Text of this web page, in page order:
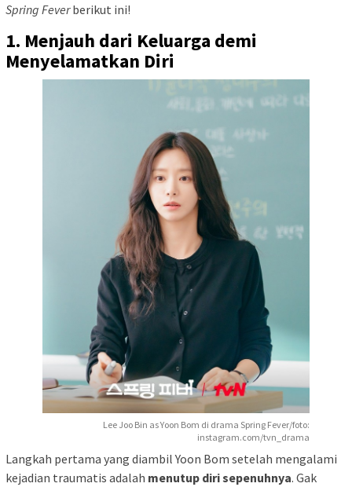
Spring Feverberikut ini!
1. Menjauh dari Keluarga demi
Menyelamatkan Diri
Lee Joo Bin as Yoon Bom di drama Spring Fever/foto:
instagram.com/tvn_drama
Langkah pertama yang diambil Yoon Bom setelah mengalami
kejadian traumatis adalah menutup diri sepenuhnya. Gak